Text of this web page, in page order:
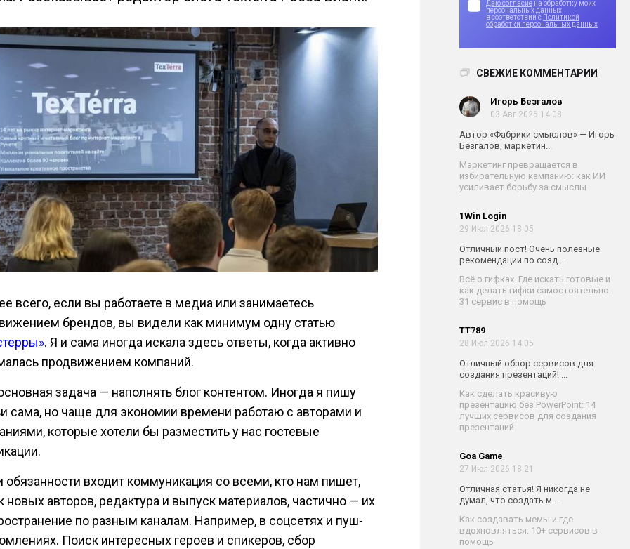
Даю согласие на обработку моих
персональных данных
в соответствии с Политикой
обработки персональных данных
СВЕЖИЕ КОММЕНТАРИИ
Игорь Безгалов
03 Авг 2026 14:08
Автор «Фабрики смыслов» — Игорь
Безгалов, маркетин...
Маркетинг превращается в
избирательную кампанию: как ИИ
усиливает борьбу за смыслы
1Win Login
29 Июл 2026 13:05
Отличный пост! Очень полезные
рекомендации по созд...
Всё о гифках. Где искать готовые и
как делать гифки самостоятельно.
31 сервис в помощь
TT789
28 Июл 2026 14:05
Отличный обзор сервисов для
создания презентаций! ...
Как сделать красивую
презентацию без PowerPoint: 14
лучших сервисов для создания
презентаций
Goa Game
27 Июл 2026 18:21
Отличная статья! Я никогда не
думал, что создать м...
Как создавать мемы и где
вдохновляться. 10+ сервисов в
помощь
всего, если вы работаете в медиа или занимаетесь
брендов, вы видели как минимум одну статью
. Я и сама иногда искала здесь ответы, когда активно
продвижением компаний.
задача — наполнять блог контентом. Иногда я пишу
сама, но чаще для экономии времени работаю с авторами и
которые хотели бы разместить у нас гостевые
обязанности входит коммуникация со всеми, кто нам пишет,
новых авторов, редактура и выпуск материалов, частично — их
по разным каналам. Например, в соцсетях и пуш-
Поиск интересных героев и спикеров, сбор